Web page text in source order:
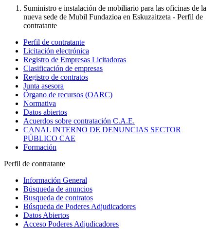
Suministro e instalación de mobiliario para las oficinas de la
nueva sede de Mubil Fundazioa en Eskuzaitzeta - Perfil de
contratante
Perfil de contratante
Licitación electrónica
Registro de Empresas Licitadoras
Clasificación de empresas
Registro de contratos
Junta asesora
Órgano de recursos (OARC)
Normativa
Datos abiertos
Acuerdos sobre contratación C.A.E.
CANAL INTERNO DE DENUNCIAS SECTOR
PÚBLICO CAE
Formación
Perfil de contratante
Información General
Búsqueda de anuncios
Busqueda de contratos
Búsqueda de Poderes Adjudicadores
Datos Abiertos
Acceso Poderes Adjudicadores